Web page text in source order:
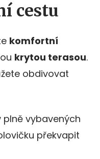
cestu
komfortní
krytou terasou.
obdivovat
plně vybavených
překvapit